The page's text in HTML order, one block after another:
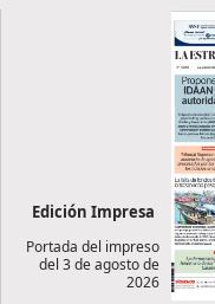
Edición Impresa
Portada del impreso
del 3 de agosto de
2026